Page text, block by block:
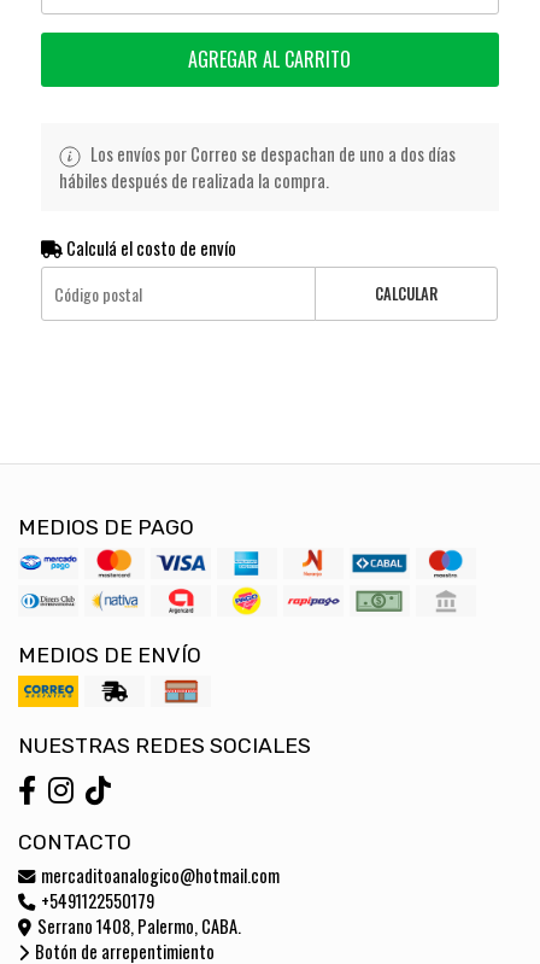
AGREGAR AL CARRITO
Los envíos por Correo se despachan de uno a dos días
hábiles después de realizada la compra.
Calculá el costo de envío
CALCULAR
MEDIOS DE PAGO
MEDIOS DE ENVÍO
NUESTRAS REDES SOCIALES
CONTACTO
mercaditoanalogico@hotmail.com
+5491122550179
Serrano 1408, Palermo, CABA.
Botón de arrepentimiento